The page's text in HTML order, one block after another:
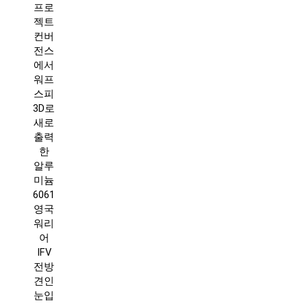
프로
젝트
컨버
전스
에서
워프
스피
3D로
새로
출력
한
알루
미늄
6061
영국
워리
어
IFV
전방
견인
눈입